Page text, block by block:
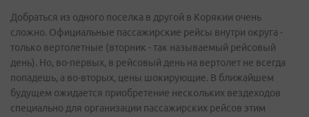
Добраться из одного поселка в другой в Корякии очень
сложно. Официальные пассажирские рейсы внутри округа -
только вертолетные (вторник - так называемый рейсовый
день). Но, во-первых, в рейсовый день на вертолет не всегда
попадешь, а во-вторых, цены шокирующие. В ближайшем
будущем ожидается приобретение нескольких вездеходов
специально для организации пассажирских рейсов этим